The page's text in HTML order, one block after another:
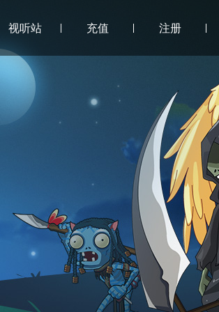
视听站 充值 注册